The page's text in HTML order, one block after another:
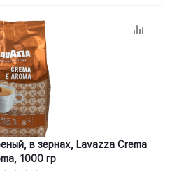
в зернах, Lavazza Crema
1000 гр